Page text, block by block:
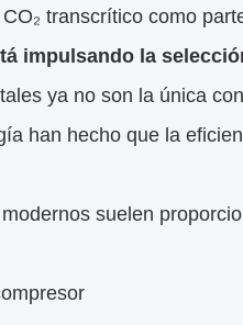
transcrítico como
impulsando la
ya no son la única
han hecho que la
suelen